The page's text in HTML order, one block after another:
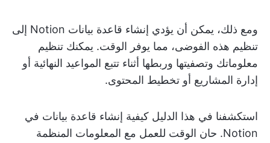
ومع ذلك، يمكن أن يؤدي إنشاء قاعدة بيانات Notion إلى
تنظيم هذه الفوضى، مما يوفر الوقت. يمكنك تنظيم
معلوماتك وتصفيتها وربطها أثناء تتبع المواعيد النهائية أو
إدارة المشاريع أو تخطيط المحتوى.
استكشفنا في هذا الدليل كيفية إنشاء قاعدة بيانات في
Notion. حان الوقت للعمل مع المعلومات المنظمة